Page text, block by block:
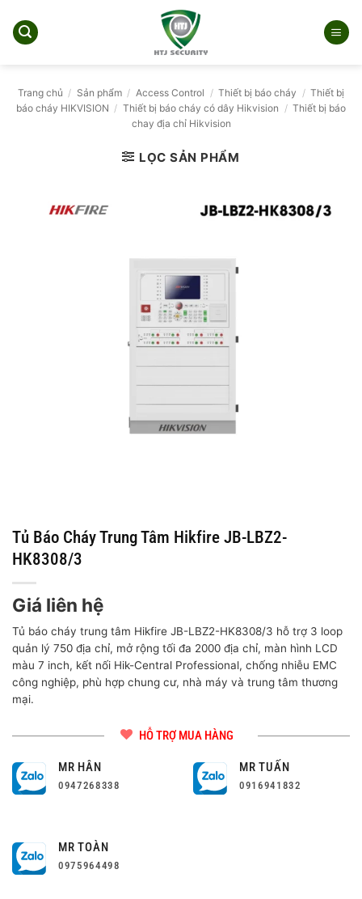
qua
Trang chủ / Sản phẩm / Access Control / Thiết bị báo cháy / Thiết bị
báo cháy HIKVISION / Thiết bị báo cháy có dây Hikvision / Thiết bị báo
chay địa chỉ Hikvision
LỌC SẢN PHẨM
Tủ Báo Cháy Trung Tâm Hikfire JB-LBZ2-
HK8308/3
Giá liên hệ
Tủ báo cháy trung tâm Hikfire JB-LBZ2-HK8308/3 hỗ trợ 3 loop
quản lý 750 địa chỉ, mở rộng tối đa 2000 địa chỉ, màn hình LCD
màu 7 inch, kết nối Hik-Central Professional, chống nhiễu EMC
công nghiệp, phù hợp chung cư, nhà máy và trung tâm thương
mại.
HỖ TRỢ MUA HÀNG
MR HÂN
0947268338
MR TUẤN
0916941832
MR TOÀN
0975964498